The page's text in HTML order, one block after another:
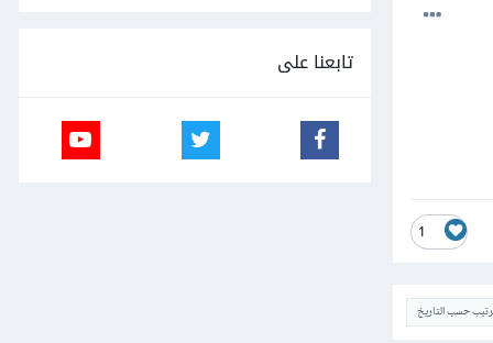
1
حسب التاريخ
تابعنا على